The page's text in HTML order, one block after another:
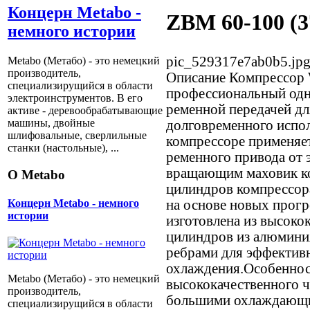
Концерн Metabo -
немного истории
Metabo (Метабо) - это немецкий
производитель,
специализирущийся в области
электроинструментов. В его
активе - деревообрабатывающие
машины, двойные
шлифовальные, сверлильные
станки (настольные), ...
О Metabo
Концерн Metabo - немного
истории
Metabo (Метабо) - это немецкий
производитель,
специализирущийся в области
ZBM 60-100
pic_529317e7ab0b5.jpg
Описание
профессиональный
ременной передачей
долговременного
компрессоре
ременного привода от
вращающим маховик
цилиндров
на основе новых
изготовлена из
цилиндров из
ребрами для
высококачественного
большими